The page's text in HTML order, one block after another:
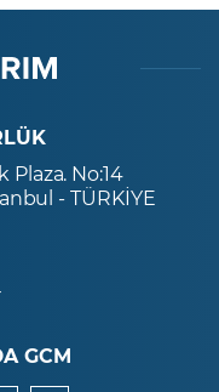
No:14
- TÜRKİYE
GCM